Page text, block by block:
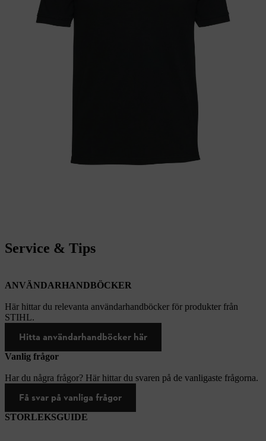
Service & Tips
ANVÄNDARHANDBÖCKER
Här hittar du relevanta användarhandböcker för produkter från
STIHL.
Hitta användarhandböcker här
Vanlig frågor
Har du några frågor? Här hittar du svaren på de vanligaste frågorna.
Få svar på vanliga frågor
STORLEKSGUIDE